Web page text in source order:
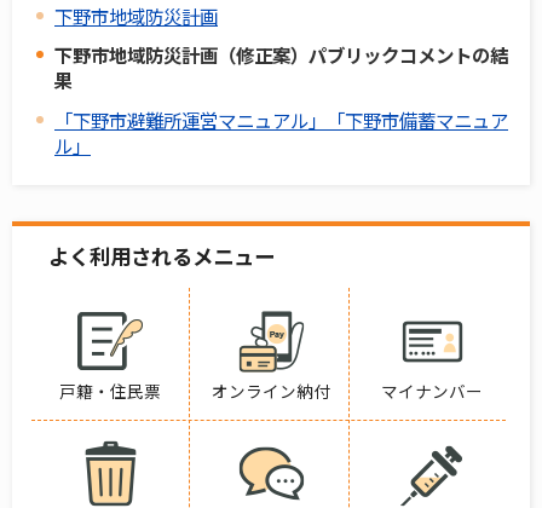
下野市地域防災計画
下野市地域防災計画（修正案）パブリックコメントの結
果
「下野市避難所運営マニュアル」「下野市備蓄マニュア
ル」
よく利用されるメニュー
戸籍・住民票 オンライン納付 マイナンバー